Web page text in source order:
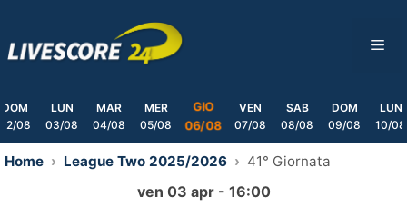
content
DOM
02/08
LUN
03/08
MAR
04/08
MER
05/08
GIO
06/08
VEN
07/08
SAB
08/08
DOM
09/08
LUN
10/08
Home League Two 2025/2026 41° Giornata
ven 03 apr - 16:00